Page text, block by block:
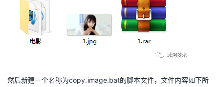
的
程
我
认
的
我
技
支
的
声
然后新建一个名称为copy_image.bat的脚本文件，文件内容如下所